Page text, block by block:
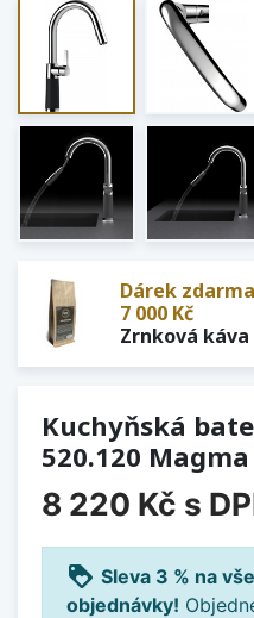
Dárek
7 000 Kč
Zrnková káva
Kuchyňská
520.120 Magma
8 220 Kč s
loyalty Sleva 3 % na
objednávky!